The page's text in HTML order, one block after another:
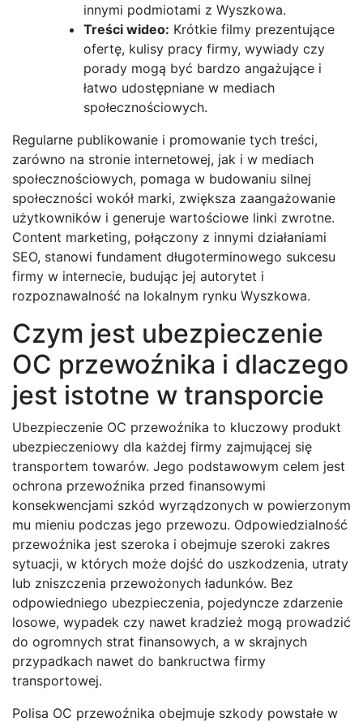
innymi podmiotami z Wyszkowa.
Treści wideo: Krótkie filmy prezentujące
ofertę, kulisy pracy firmy, wywiady czy
porady mogą być bardzo angażujące i
łatwo udostępniane w mediach
społecznościowych.
Regularne publikowanie i promowanie tych treści,
zarówno na stronie internetowej, jak i w mediach
społecznościowych, pomaga w budowaniu silnej
społeczności wokół marki, zwiększa zaangażowanie
użytkowników i generuje wartościowe linki zwrotne.
Content marketing, połączony z innymi działaniami
SEO, stanowi fundament długoterminowego sukcesu
firmy w internecie, budując jej autorytet i
rozpoznawalność na lokalnym rynku Wyszkowa.
Czym jest ubezpieczenie
OC przewoźnika i dlaczego
jest istotne w transporcie
Ubezpieczenie OC przewoźnika to kluczowy produkt
ubezpieczeniowy dla każdej firmy zajmującej się
transportem towarów. Jego podstawowym celem jest
ochrona przewoźnika przed finansowymi
konsekwencjami szkód wyrządzonych w powierzonym
mu mieniu podczas jego przewozu. Odpowiedzialność
przewoźnika jest szeroka i obejmuje szeroki zakres
sytuacji, w których może dojść do uszkodzenia, utraty
lub zniszczenia przewożonych ładunków. Bez
odpowiedniego ubezpieczenia, pojedyncze zdarzenie
losowe, wypadek czy nawet kradzież mogą prowadzić
do ogromnych strat finansowych, a w skrajnych
przypadkach nawet do bankructwa firmy
transportowej.
Polisa OC przewoźnika obejmuje szkody powstałe w